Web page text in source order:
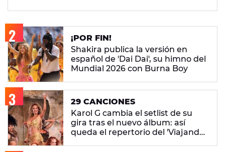
¡POR FIN!
Shakira publica la versión en
español de 'Dai Dai', su himno del
Mundial 2026 con Burna Boy
29 CANCIONES
Karol G cambia el setlist de su
gira tras el nuevo álbum: así
queda el repertorio del 'Viajando